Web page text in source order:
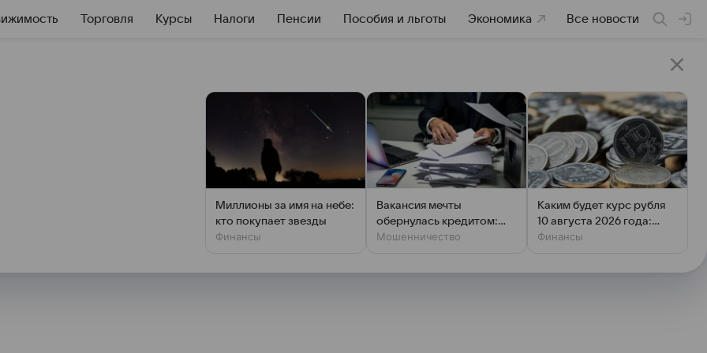
Торговля Курсы Налоги Пенсии Пособия и льготы Экономика Все новости
государства
в плюсе, надеясь на новые
Андрей Кочетков,
«Открытие
Миллионы за имя на небе:
кто покупает звезды
Финансы
Вакансия мечты
обернулась кредитом:
новая уловка аферистов
Мошенничество
Каким будет курс рубля
10 августа 2026 года:
прогноз эксперта
Финансы